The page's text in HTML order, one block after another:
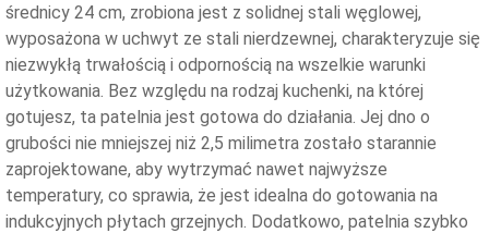
średnicy 24 cm, zrobiona jest z solidnej stali węglowej,
wyposażona w uchwyt ze stali nierdzewnej, charakteryzuje się
niezwykłą trwałością i odpornością na wszelkie warunki
użytkowania. Bez względu na rodzaj kuchenki, na której
gotujesz, ta patelnia jest gotowa do działania. Jej dno o
grubości nie mniejszej niż 2,5 milimetra zostało starannie
zaprojektowane, aby wytrzymać nawet najwyższe
temperatury, co sprawia, że jest idealna do gotowania na
indukcyjnych płytach grzejnych. Dodatkowo, patelnia szybko